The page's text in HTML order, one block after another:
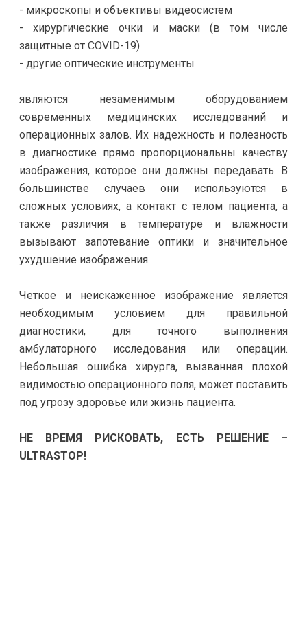
- микроскопы и объективы видеосистем
- хирургические очки и маски (в том числе
защитные от COVID-19)
- другие оптические инструменты
являются незаменимым оборудованием
современных медицинских исследований и
операционных залов. Их надежность и полезность
в диагностике прямо пропорциональны качеству
изображения, которое они должны передавать. В
большинстве случаев они используются в
сложных условиях, а контакт с телом пациента, а
также различия в температуре и влажности
вызывают запотевание оптики и значительное
ухудшение изображения.
Четкое и неискаженное изображение является
необходимым условием для правильной
диагностики, для точного выполнения
амбулаторного исследования или операции.
Небольшая ошибка хирурга, вызванная плохой
видимостью операционного поля, может поставить
под угрозу здоровье или жизнь пациента.
НЕ ВРЕМЯ РИСКОВАТЬ, ЕСТЬ РЕШЕНИЕ –
ULTRASTOP!